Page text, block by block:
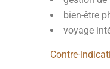
bien-être
voyage
Contre-